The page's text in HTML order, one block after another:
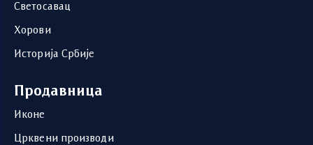
Светосавац
Хорови
Историја Србије
Продавница
Иконе
Црквени производи